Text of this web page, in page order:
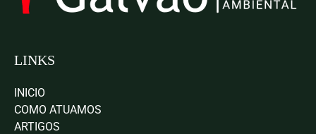
LINKS
INICIO
COMO ATUAMOS
ARTIGOS